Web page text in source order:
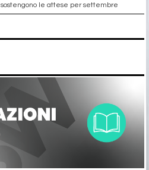
sostengono le attese per settembre